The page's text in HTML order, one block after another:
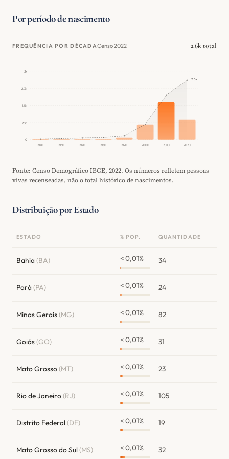
Por período de nascimento
FREQUÊNCIA POR DÉCADACenso 2022 2.6k total
0
750
1.5k
2.3k
3k
1940 1950 1970 1980 1990 2000 2010 2020
2.6k
Fonte: Censo Demográfico IBGE, 2022. Os números refletem pessoas
vivas recenseadas, não o total histórico de nascimentos.
Distribuição por Estado
ESTADO % POP. QUANTIDADE
Bahia (BA) < 0,01% 34
Pará (PA) < 0,01% 24
Minas Gerais(MG) < 0,01% 82
Goiás(GO) < 0,01% 31
Mato Grosso(MT) < 0,01% 23
Rio de Janeiro(RJ) < 0,01% 105
Distrito Federal(DF) < 0,01% 19
Mato Grosso do Sul(MS) < 0,01% 32